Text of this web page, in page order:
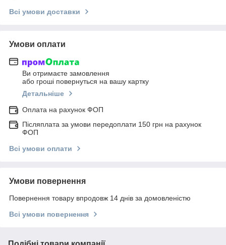
Всі умови доставки
Умови оплати
Ви отримаєте замовлення
або гроші повернуться на вашу картку
Детальніше
Оплата на рахунок ФОП
Післяплата за умови передоплати 150 грн на рахунок
ФОП
Всі умови оплати
Умови повернення
Повернення товару впродовж 14 днів за домовленістю
Всі умови повернення